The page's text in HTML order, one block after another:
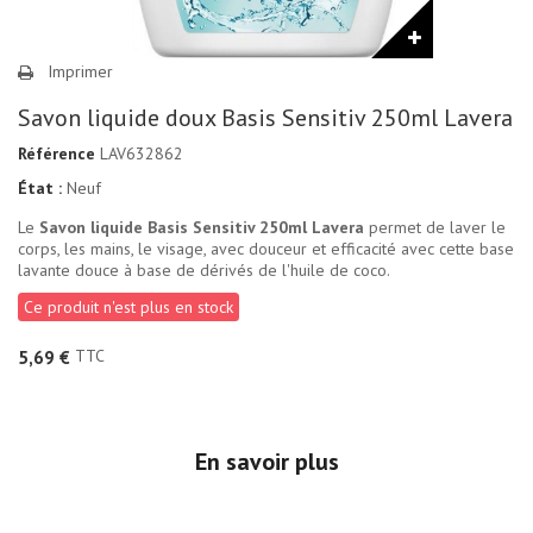
Imprimer
Savon liquide doux Basis Sensitiv 250ml Lavera
Référence LAV632862
État : Neuf
Le Savon liquide Basis Sensitiv 250ml Lavera permet de laver le
corps, les mains, le visage, avec douceur et efficacité avec cette base
lavante douce à base de dérivés de l'huile de coco.
Ce produit n'est plus en stock
5,69 € TTC
En savoir plus